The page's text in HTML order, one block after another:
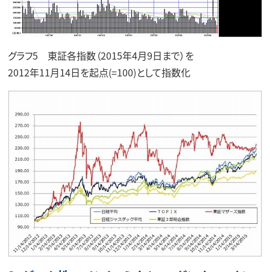
グラフ5 東証各指数（2015年4月9日まで）を
2012年11月14日を起点(=100)として指数化